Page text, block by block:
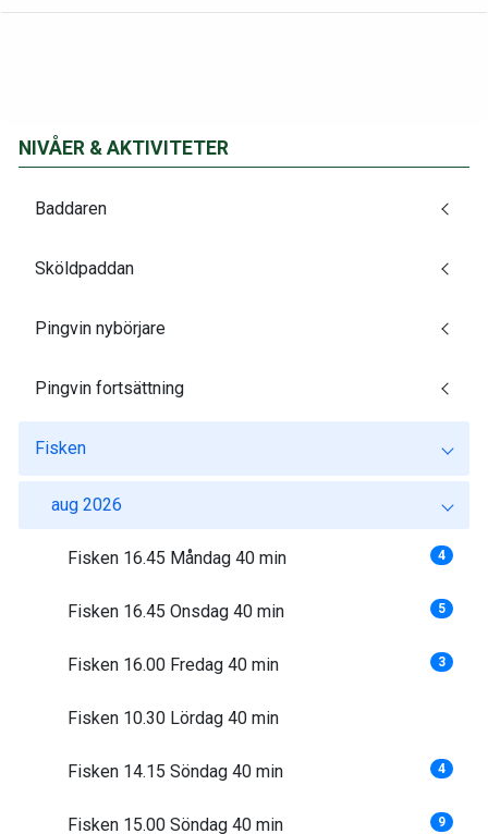
NIVÅER & AKTIVITETER
Baddaren
Sköldpaddan
Pingvin nybörjare
Pingvin fortsättning
Fisken
aug 2026
Fisken 16.45 Måndag 40 min 4
Fisken 16.45 Onsdag 40 min 5
Fisken 16.00 Fredag 40 min 3
Fisken 10.30 Lördag 40 min
Fisken 14.15 Söndag 40 min 4
Fisken 15.00 Söndag 40 min 9